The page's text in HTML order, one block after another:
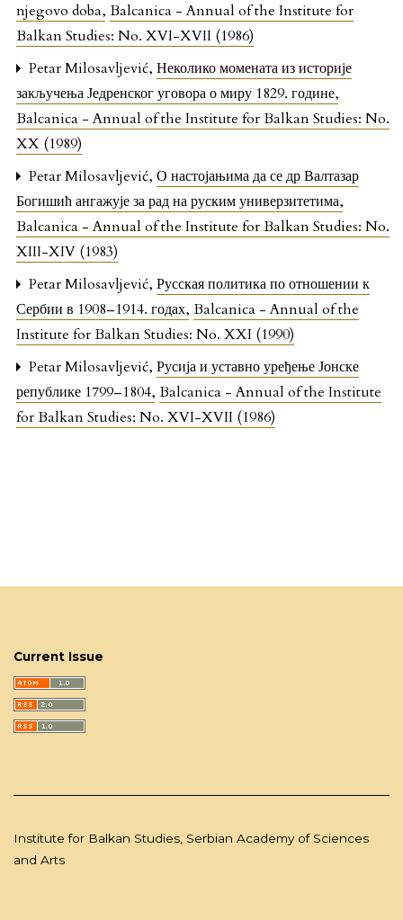
njegovo doba, Balcanica - Annual of the Institute for
Balkan Studies: No. XVI-XVII (1986)
Petar Milosavljević, Неколико момената из историје
закључења Једренског уговора о миру 1829. године,
Balcanica - Annual of the Institute for Balkan Studies: No.
XX (1989)
Petar Milosavljević, О настојањима да се др Валтазар
Богишић ангажује за рад на руским универзитетима,
Balcanica - Annual of the Institute for Balkan Studies: No.
XIII-XIV (1983)
Petar Milosavljević, Русская политика по отношении к
Сербии в 1908–1914. годах, Balcanica - Annual of the
Institute for Balkan Studies: No. XXI (1990)
Petar Milosavljević, Русија и уставно уређење Јонске
републике 1799–1804, Balcanica - Annual of the Institute
for Balkan Studies: No. XVI-XVII (1986)
Current Issue
Institute for Balkan Studies, Serbian Academy of Sciences
and Arts